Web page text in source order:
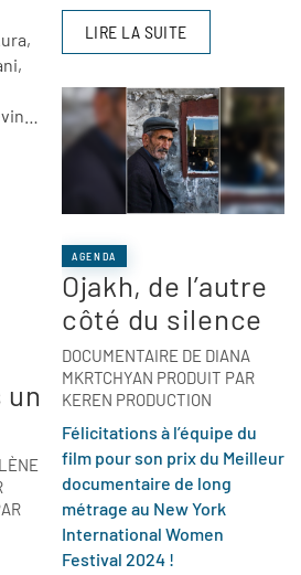
un
LIRE LA SUITE
AGENDA
Ojakh, de l’autre
côté du silence
DOCUMENTAIRE DE DIANA
MKRTCHYAN PRODUIT PAR
KEREN PRODUCTION
Félicitations à l’équipe du
film pour son prix du Meilleur
documentaire de long
métrage au New York
International Women
Festival 2024 !